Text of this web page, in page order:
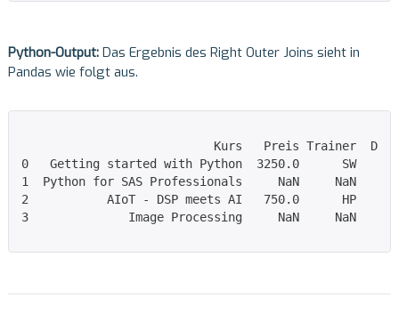
Python-Output: Das Ergebnis des Right Outer Joins sieht in
Pandas wie folgt aus.
Kurs   Preis Trainer
0   Getting started with Python  3250.0      SW
1  Python for SAS Professionals     NaN     NaN
2           AIoT - DSP meets AI   750.0      HP
3              Image Processing     NaN     NaN